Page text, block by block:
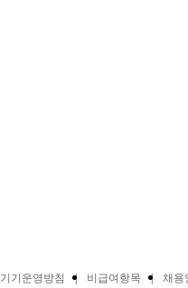
기운영방침 비급여항목
채용